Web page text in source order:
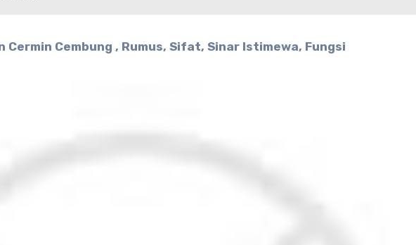
Cermin Cembung , Rumus, Sifat, Sinar Istimewa, Fungsi